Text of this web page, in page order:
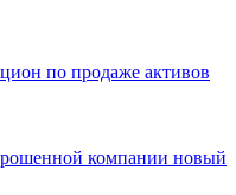
по продаже активов
компании новый